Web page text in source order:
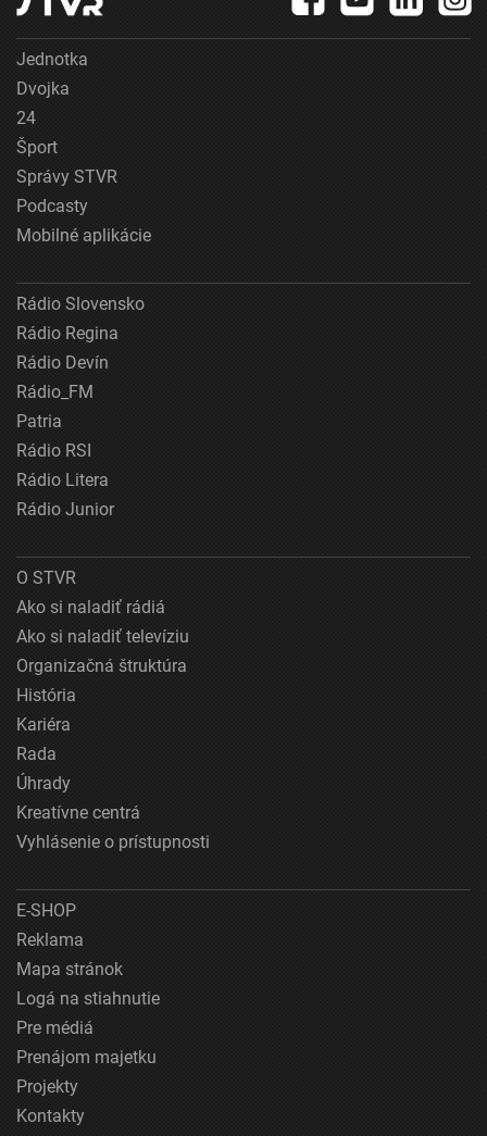
Jednotka
Dvojka
24
Šport
Správy STVR
Podcasty
Mobilné aplikácie
Rádio Slovensko
Rádio Regina
Rádio Devín
Rádio_FM
Patria
Rádio RSI
Rádio Litera
Rádio Junior
O STVR
Ako si naladiť rádiá
Ako si naladiť televíziu
Organizačná štruktúra
História
Kariéra
Rada
Úhrady
Kreatívne centrá
Vyhlásenie o prístupnosti
E-SHOP
Reklama
Mapa stránok
Logá na stiahnutie
Pre médiá
Prenájom majetku
Projekty
Kontakty